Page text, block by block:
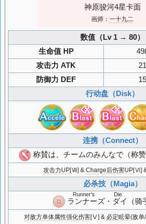
神原骏河4星卡面
画师： 一十九二
数值（Lv 1 → 80）
生命值 HP
攻击力 ATK
防御力 DEF
行动盘（Disk）
连携（Connect）
称賛は、チームのみんなで （称
攻击力UP[Ⅶ] & Charge后伤害UP[Ⅵ]
必杀技（Magia）
ランナーズ・ダイ
Runner's Die
（骑
对敌方单体属性强化伤害[Ⅴ] & 必定眩晕(敌单